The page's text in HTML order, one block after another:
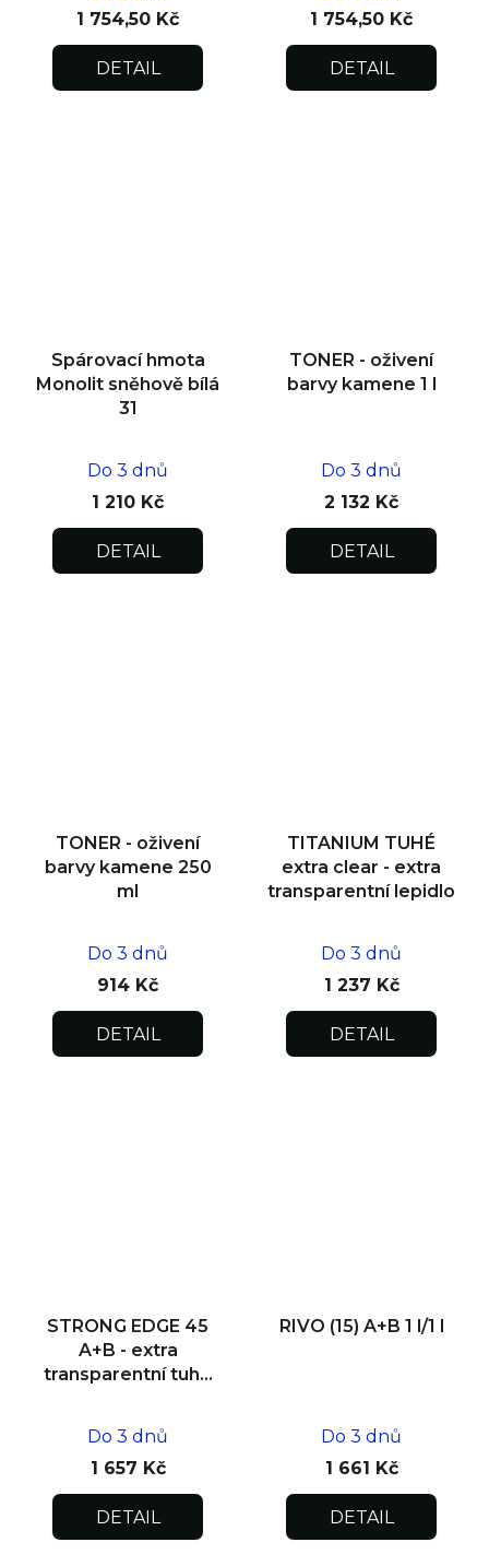
1 754,50 Kč
DETAIL
1 754,50 Kč
DETAIL
Spárovací hmota
Monolit sněhově bílá
31
Do 3 dnů
1 210 Kč
DETAIL
TONER - oživení
barvy kamene 1 l
Do 3 dnů
2 132 Kč
DETAIL
TONER - oživení
barvy kamene 250
ml
Do 3 dnů
914 Kč
DETAIL
TITANIUM TUHÉ
extra clear - extra
transparentní lepidlo
Do 3 dnů
1 237 Kč
DETAIL
STRONG EDGE 45
A+B - extra
transparentní tuhé
Do 3 dnů
1 657 Kč
DETAIL
RIVO (15) A+B 1 l/1 l
Do 3 dnů
1 661 Kč
DETAIL